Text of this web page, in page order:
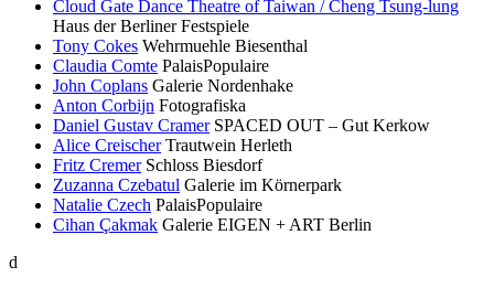
Cloud Gate Dance Theatre of Taiwan / Cheng Tsung-lung
Haus der Berliner Festspiele
Tony Cokes Wehrmuehle Biesenthal
Claudia Comte PalaisPopulaire
John Coplans Galerie Nordenhake
Anton Corbijn Fotografiska
Daniel Gustav Cramer SPACED OUT – Gut Kerkow
Alice Creischer Trautwein Herleth
Fritz Cremer Schloss Biesdorf
Zuzanna Czebatul Galerie im Körnerpark
Natalie Czech PalaisPopulaire
Cihan Çakmak Galerie EIGEN + ART Berlin
d